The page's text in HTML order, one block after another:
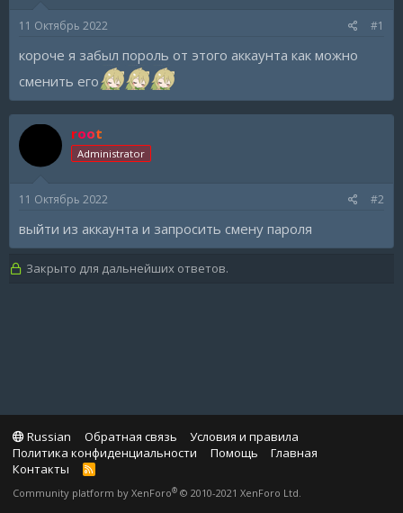
11 Октябрь 2022 #1
короче я забыл пороль от этого аккаунта как можно
сменить его
root
Administrator
11 Октябрь 2022 #2
выйти из аккаунта и запросить смену пароля
Закрыто для дальнейших ответов.
Russian Обратная связь
Условия и правила
Политика конфиденциальности
Помощь
Главная
Контакты
R
S
Community platform by XenForo® © 2010-2021 XenForo Ltd.